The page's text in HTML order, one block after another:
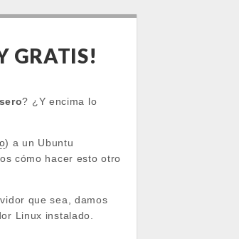
GRATIS!
? ¿Y encima lo
) a un Ubuntu
cómo hacer esto otro
que sea, damos
Linux instalado.